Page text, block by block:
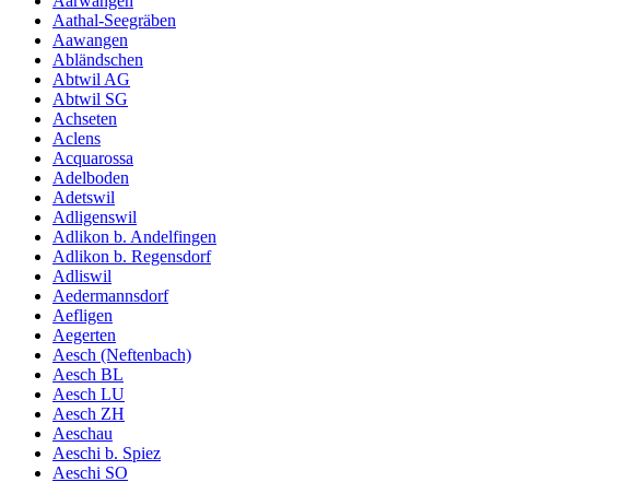
Aathal-Seegräben
Aawangen
Abländschen
Abtwil AG
Abtwil SG
Achseten
Aclens
Acquarossa
Adelboden
Adetswil
Adligenswil
Adlikon b. Andelfingen
Adlikon b. Regensdorf
Adliswil
Aedermannsdorf
Aefligen
Aegerten
Aesch (Neftenbach)
Aesch BL
Aesch LU
Aesch ZH
Aeschau
Aeschi b. Spiez
Aeschi SO